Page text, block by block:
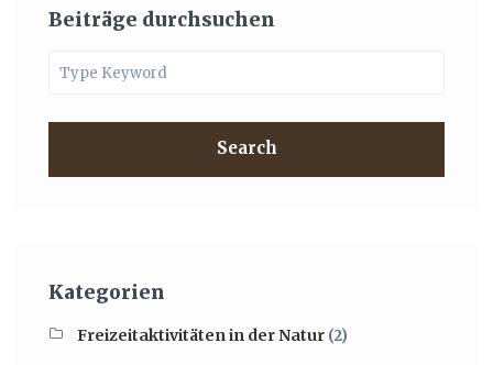
Beiträge durchsuchen
Search
Kategorien
Freizeitaktivitäten in der Natur (2)